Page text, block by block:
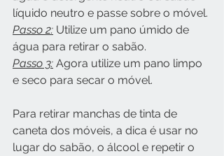
líquido neutro e passe sobre o móvel.
Passo 2: Utilize um pano úmido de
água para retirar o sabão.
Passo 3: Agora utilize um pano limpo
e seco para secar o móvel.
Para retirar manchas de tinta de
caneta dos móveis, a dica é usar no
lugar do sabão, o álcool e repetir o